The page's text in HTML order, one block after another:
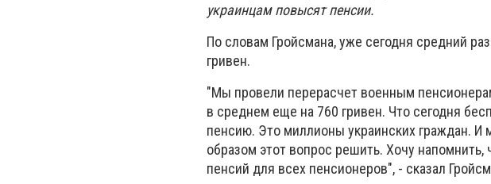
украинцам повысят пенсии.
По словам Гройсмана, уже сегодня средний
гривен.
"Мы провели перерасчет военным
в среднем еще на 760 гривен. Что сегодня
пенсию. Это миллионы украинских граждан.
образом этот вопрос решить. Хочу
пенсий для всех пенсионеров", - сказал